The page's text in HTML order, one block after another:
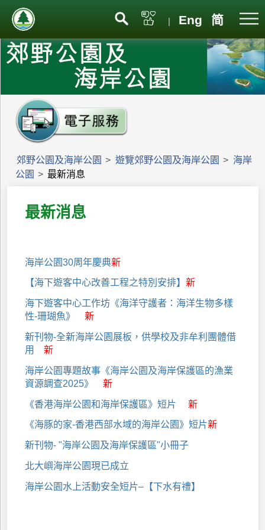
| Eng 简
郊野公園及海岸公園 > 遊覽郊野公園及海岸公園 > 海岸
公園 > 最新消息
最新消息
海岸公園30周年慶典新
【海下遊客中心改善工程之特別安排】新
海下遊客中心工作坊《海洋守護者：海洋生物多樣
性-珊瑚魚》
新
新刊物-全新海岸公園展板，供學校及非牟利團體借
用
新
海岸公園專題故事《海岸公園及海岸保護區的漁業
資源調查2025》
新
《香港海岸公園和海岸保護區》短片 新
《海豚的家-香港西部水域的海岸公園》短片新
新刊物- "海岸公園及海岸保護區"小冊子
北大嶼海岸公園現已成立
海岸公園水上活動安全短片–【下水有禮】